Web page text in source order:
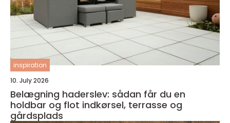
inspiration
10. July 2026
Belægning haderslev: sådan får du en
holdbar og flot indkørsel, terrasse og
gårdsplads